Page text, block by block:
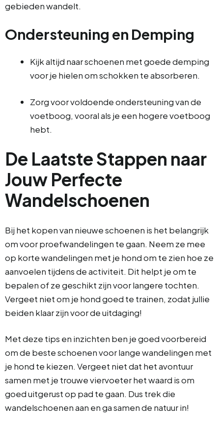
gebieden wandelt.
Ondersteuning en Demping
Kijk altijd naar schoenen met goede demping
voor je hielen om schokken te absorberen.
Zorg voor voldoende ondersteuning van de
voetboog, vooral als je een hogere voetboog
hebt.
De Laatste Stappen naar
Jouw Perfecte
Wandelschoenen
Bij het kopen van nieuwe schoenen is het belangrijk
om voor proefwandelingen te gaan. Neem ze mee
op korte wandelingen met je hond om te zien hoe ze
aanvoelen tijdens de activiteit. Dit helpt je om te
bepalen of ze geschikt zijn voor langere tochten.
Vergeet niet om je hond goed te trainen, zodat jullie
beiden klaar zijn voor de uitdaging!
Met deze tips en inzichten ben je goed voorbereid
om de beste schoenen voor lange wandelingen met
je hond te kiezen. Vergeet niet dat het avontuur
samen met je trouwe viervoeter het waard is om
goed uitgerust op pad te gaan. Dus trek die
wandelschoenen aan en ga samen de natuur in!